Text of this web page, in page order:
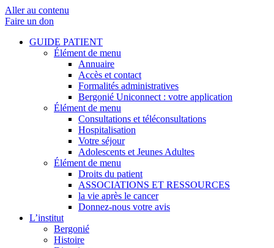
Aller au contenu
Faire un don
GUIDE PATIENT
Élément de menu
Annuaire
Accès et contact
Formalités administratives
Bergonié Uniconnect : votre application
Élément de menu
Consultations et téléconsultations
Hospitalisation
Votre séjour
Adolescents et Jeunes Adultes
Élément de menu
Droits du patient
ASSOCIATIONS ET RESSOURCES
la vie après le cancer
Donnez-nous votre avis
L’institut
Bergonié
Histoire